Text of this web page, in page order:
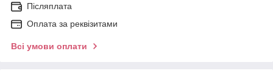
Післяплата
Оплата за реквізитами
Всі умови оплати